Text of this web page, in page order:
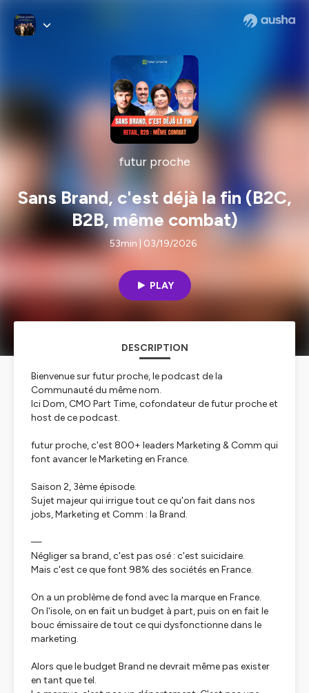
futur proche
Sans Brand, c'est déjà la fin (B2C,
B2B, même combat)
53min | 03/19/2026
PLAY
DESCRIPTION
Bienvenue sur futur proche, le podcast de la
Communauté du même nom.
Ici Dom, CMO Part Time, cofondateur de futur proche et
host de ce podcast.
futur proche, c'est 800+ leaders Marketing & Comm qui
font avancer le Marketing en France.
Saison 2, 3ème épisode.
Sujet majeur qui irrigue tout ce qu'on fait dans nos
jobs, Marketing et Comm : la Brand.
—
Négliger sa brand, c'est pas osé : c'est suicidaire.
Mais c'est ce que font 98% des sociétés en France.
On a un problème de fond avec la marque en France.
On l'isole, on en fait un budget à part, puis on en fait le
bouc émissaire de tout ce qui dysfonctionne dans le
marketing.
Alors que le budget Brand ne devrait même pas exister
en tant que tel.